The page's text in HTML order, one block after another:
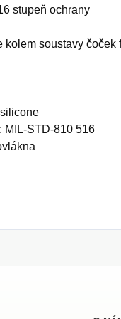
stupeň ochrany
kolem soustavy čoček
MIL-STD-810 516